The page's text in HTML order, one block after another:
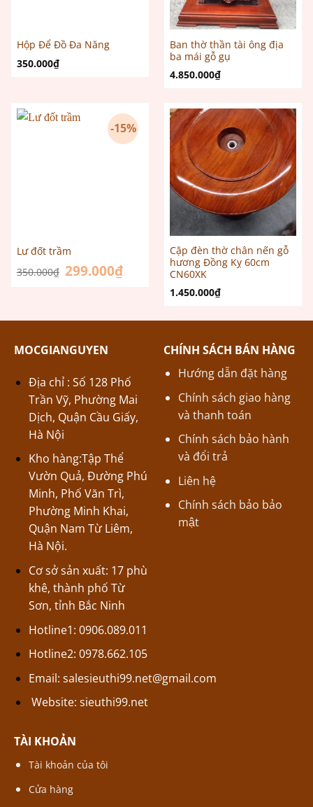
Hộp Để Đồ Đa Năng
350.000₫
Ban thờ thần tài ông địa
ba mái gỗ gụ
4.850.000₫
-15%
Lư đốt trầm
350.000₫ Giá
gốc
299.000₫Giá
hiện
Cặp đèn thờ chân nến gỗ
hương Đồng Kỵ 60cm
CN60XK
1.450.000₫
MOCGIANGUYEN
Địa chỉ : Số 128 Phố
Trần Vỹ, Phường Mai
Dịch, Quận Cầu Giấy,
Hà Nội
Kho hàng:Tập Thể
Vườn Quả, Đường Phú
Minh, Phố Văn Trì,
Phường Minh Khai,
Quận Nam Từ Liêm,
Hà Nội.
Cơ sở sản xuất: 17 phù
khê, thành phố Từ
Sơn, tỉnh Bắc Ninh
Hotline1: 0906.089.011
Hotline2: 0978.662.105
Email: salesieuthi99.net@gmail.com
Website: sieuthi99.net
CHÍNH SÁCH BÁN HÀNG
Hướng dẫn đặt hàng
Chính sách giao hàng
và thanh toán
Chính sách bảo hành
và đổi trả
Liên hệ
Chính sách bảo bảo
mật
TÀI KHOẢN
Tài khoản của tôi
Cửa hàng